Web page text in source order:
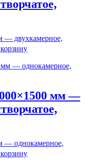
— двухкамерное,
мм —
— однокамерное,